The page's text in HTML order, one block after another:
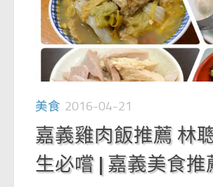
美食 2016-04-21
嘉義雞肉飯推薦 林
生必嚐 | 嘉義美食推